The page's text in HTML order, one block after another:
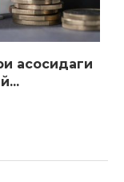
асосидаги